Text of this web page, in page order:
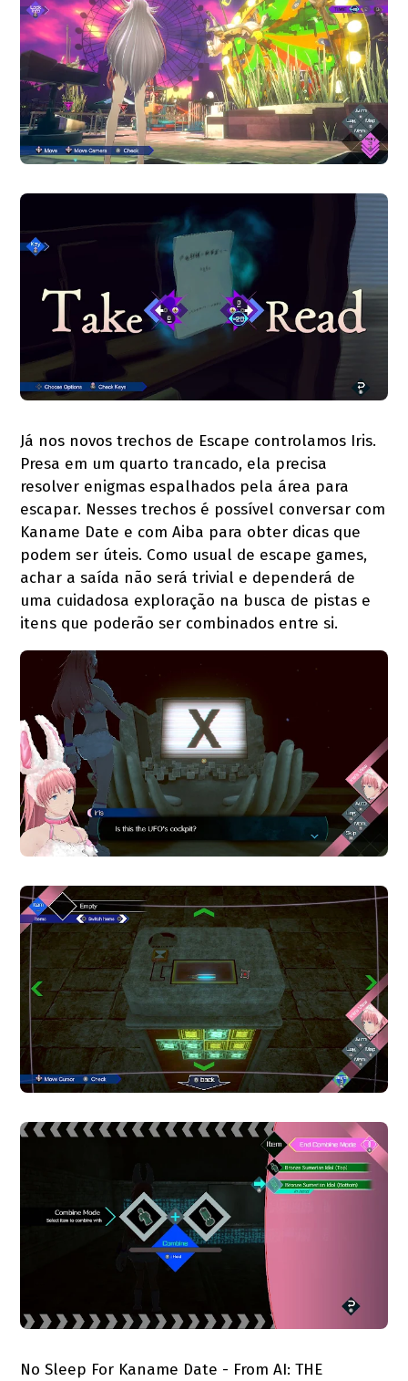
Já nos novos trechos de Escape controlamos Iris.
Presa em um quarto trancado, ela precisa
resolver enigmas espalhados pela área para
escapar. Nesses trechos é possível conversar com
Kaname Date e com Aiba para obter dicas que
podem ser úteis. Como usual de escape games,
achar a saída não será trivial e dependerá de
uma cuidadosa exploração na busca de pistas e
itens que poderão ser combinados entre si.
No Sleep For Kaname Date - From AI: THE